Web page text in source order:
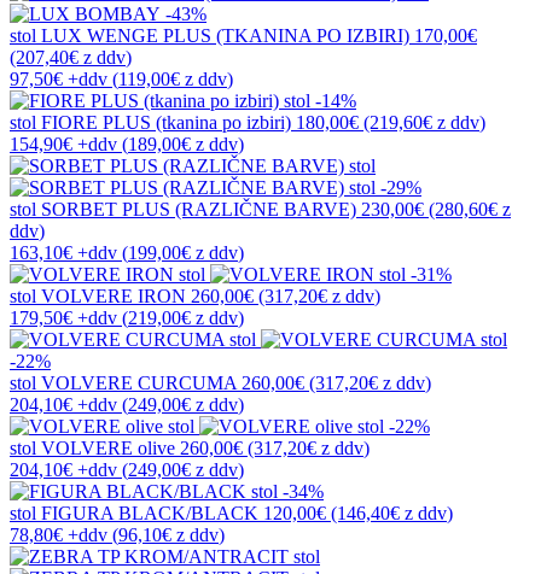
-43%
stol LUX WENGE PLUS (TKANINA PO IZBIRI) 170,00€
(207,40€ z ddv)
97,50€ +ddv (119,00€ z ddv)
-14%
stol FIORE PLUS (tkanina po izbiri) 180,00€ (219,60€ z ddv)
154,90€ +ddv (189,00€ z ddv)
-29%
stol SORBET PLUS (RAZLIČNE BARVE) 230,00€ (280,60€ z
ddv)
163,10€ +ddv (199,00€ z ddv)
-31%
stol VOLVERE IRON 260,00€ (317,20€ z ddv)
179,50€ +ddv (219,00€ z ddv)
-22%
stol VOLVERE CURCUMA 260,00€ (317,20€ z ddv)
204,10€ +ddv (249,00€ z ddv)
-22%
stol VOLVERE olive 260,00€ (317,20€ z ddv)
204,10€ +ddv (249,00€ z ddv)
-34%
stol FIGURA BLACK/BLACK 120,00€ (146,40€ z ddv)
78,80€ +ddv (96,10€ z ddv)